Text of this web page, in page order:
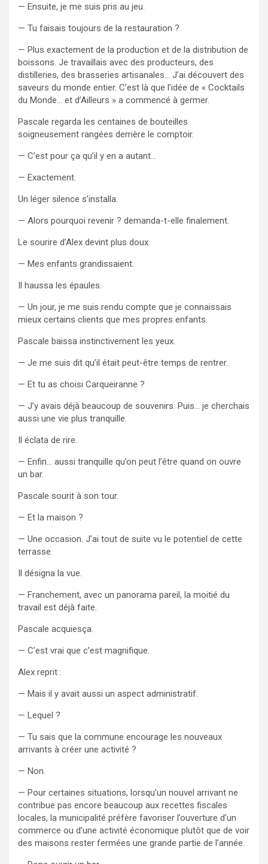
— Ensuite, je me suis pris au jeu.
— Tu faisais toujours de la restauration ?
— Plus exactement de la production et de la distribution de
boissons. Je travaillais avec des producteurs, des
distilleries, des brasseries artisanales… J’ai découvert des
saveurs du monde entier. C’est là que l’idée de « Cocktails
du Monde… et d’Ailleurs » a commencé à germer.
Pascale regarda les centaines de bouteilles
soigneusement rangées derrière le comptoir.
— C’est pour ça qu’il y en a autant…
— Exactement.
Un léger silence s’installa.
— Alors pourquoi revenir ? demanda-t-elle finalement.
Le sourire d’Alex devint plus doux.
— Mes enfants grandissaient.
Il haussa les épaules.
— Un jour, je me suis rendu compte que je connaissais
mieux certains clients que mes propres enfants.
Pascale baissa instinctivement les yeux.
— Je me suis dit qu’il était peut-être temps de rentrer.
— Et tu as choisi Carqueiranne ?
— J’y avais déjà beaucoup de souvenirs. Puis… je cherchais
aussi une vie plus tranquille.
Il éclata de rire.
— Enfin… aussi tranquille qu’on peut l’être quand on ouvre
un bar.
Pascale sourit à son tour.
— Et la maison ?
— Une occasion. J’ai tout de suite vu le potentiel de cette
terrasse.
Il désigna la vue.
— Franchement, avec un panorama pareil, la moitié du
travail est déjà faite.
Pascale acquiesça.
— C’est vrai que c’est magnifique.
Alex reprit :
— Mais il y avait aussi un aspect administratif.
— Lequel ?
— Tu sais que la commune encourage les nouveaux
arrivants à créer une activité ?
— Non.
— Pour certaines situations, lorsqu’un nouvel arrivant ne
contribue pas encore beaucoup aux recettes fiscales
locales, la municipalité préfère favoriser l’ouverture d’un
commerce ou d’une activité économique plutôt que de voir
des maisons rester fermées une grande partie de l’année.